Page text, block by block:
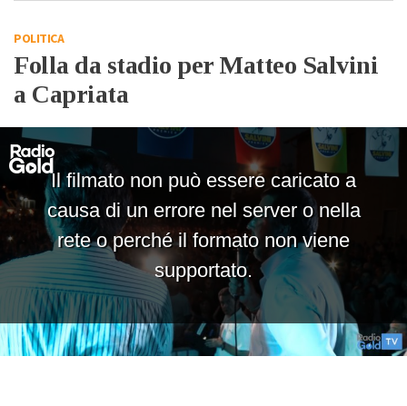
POLITICA
Folla da stadio per Matteo Salvini
a Capriata